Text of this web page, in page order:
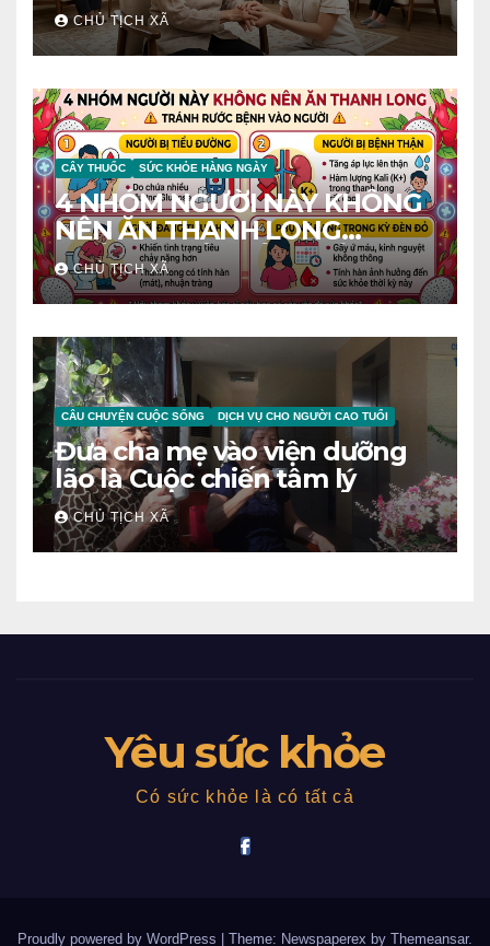
CHỦ TỊCH XÃ
CÂY THUỐC SỨC KHỎE HÀNG NGÀY
4 NHÓM NGƯỜI NÀY KHÔNG
NÊN ĂN THANH LONG
TRÁNH RƯỚC BỆNH VÀO
NGƯỜI
CHỦ TỊCH XÃ
CÂU CHUYỆN CUỘC SỐNG DỊCH VỤ CHO NGƯỜI CAO TUỔI
Đưa cha mẹ vào viện dưỡng
lão là Cuộc chiến tâm lý
CHỦ TỊCH XÃ
Yêu sức khỏe
Có sức khỏe là có tất cả
Proudly powered by WordPress Theme: Newspaperex by Themeansar.